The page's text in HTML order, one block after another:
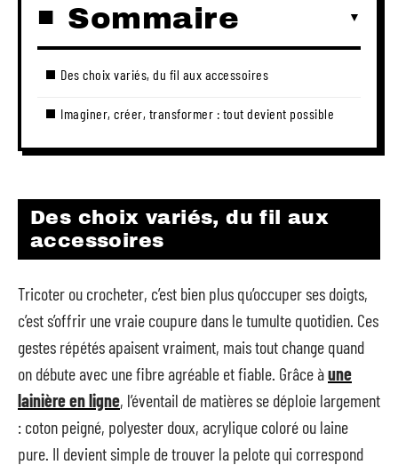
Sommaire
Des choix variés, du fil aux accessoires
Imaginer, créer, transformer : tout devient possible
Des choix variés, du fil aux
accessoires
Tricoter ou crocheter, c’est bien plus qu’occuper ses doigts,
c’est s’offrir une vraie coupure dans le tumulte quotidien. Ces
gestes répétés apaisent vraiment, mais tout change quand
on débute avec une fibre agréable et fiable. Grâce àune
lainière en ligne, l’éventail de matières se déploie largement
: coton peigné, polyester doux, acrylique coloré ou laine
pure. Il devient simple de trouver la pelote qui correspond